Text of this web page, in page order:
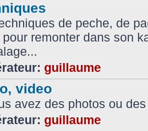
de peche, de
pour remonter dans son
guillaume
video
avez des photos ou
guillaume